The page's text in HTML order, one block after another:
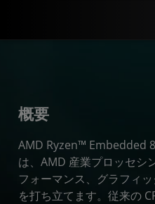
概要
AMD Ryzen™ Embedded
は、AMD 産業プロッセシ
フォーマンス、グラフィ
を打ち立てます。従来の